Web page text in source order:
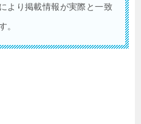
より掲載情報が実際と一致
。